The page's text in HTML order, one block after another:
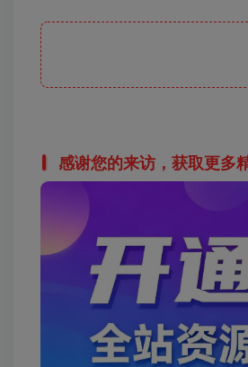
感谢您的来访，获取更多